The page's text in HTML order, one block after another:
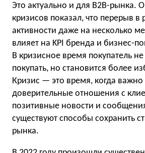
Это актуально и для B2B-рынка.
кризисов показал, что перерыв в
активности даже на несколько
влияет на KPI бренда и бизнес-
В кризисное время покупатель
покупать, но становится более
Кризис — это время, когда важно
доверительные отношения с
позитивные новости и
существуют способы сохранить
рынка.